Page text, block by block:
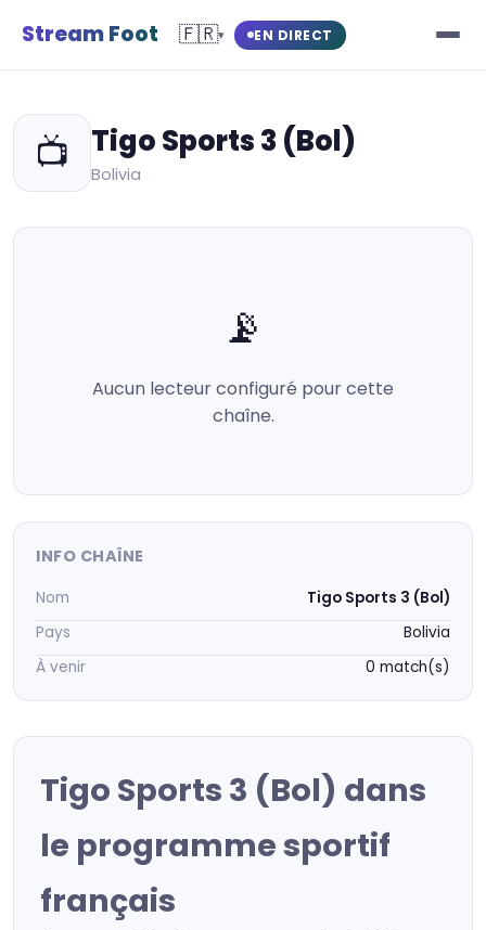
Stream Foot 🇫🇷▾ EN DIRECT
📺 Tigo Sports 3 (Bol)
Bolivia
📡
Aucun lecteur configuré pour cette
chaîne.
INFO CHAÎNE
Nom
Tigo Sports 3 (Bol)
Pays
Bolivia
À venir
0 match(s)
Tigo Sports 3 (Bol) dans
le programme sportif
français